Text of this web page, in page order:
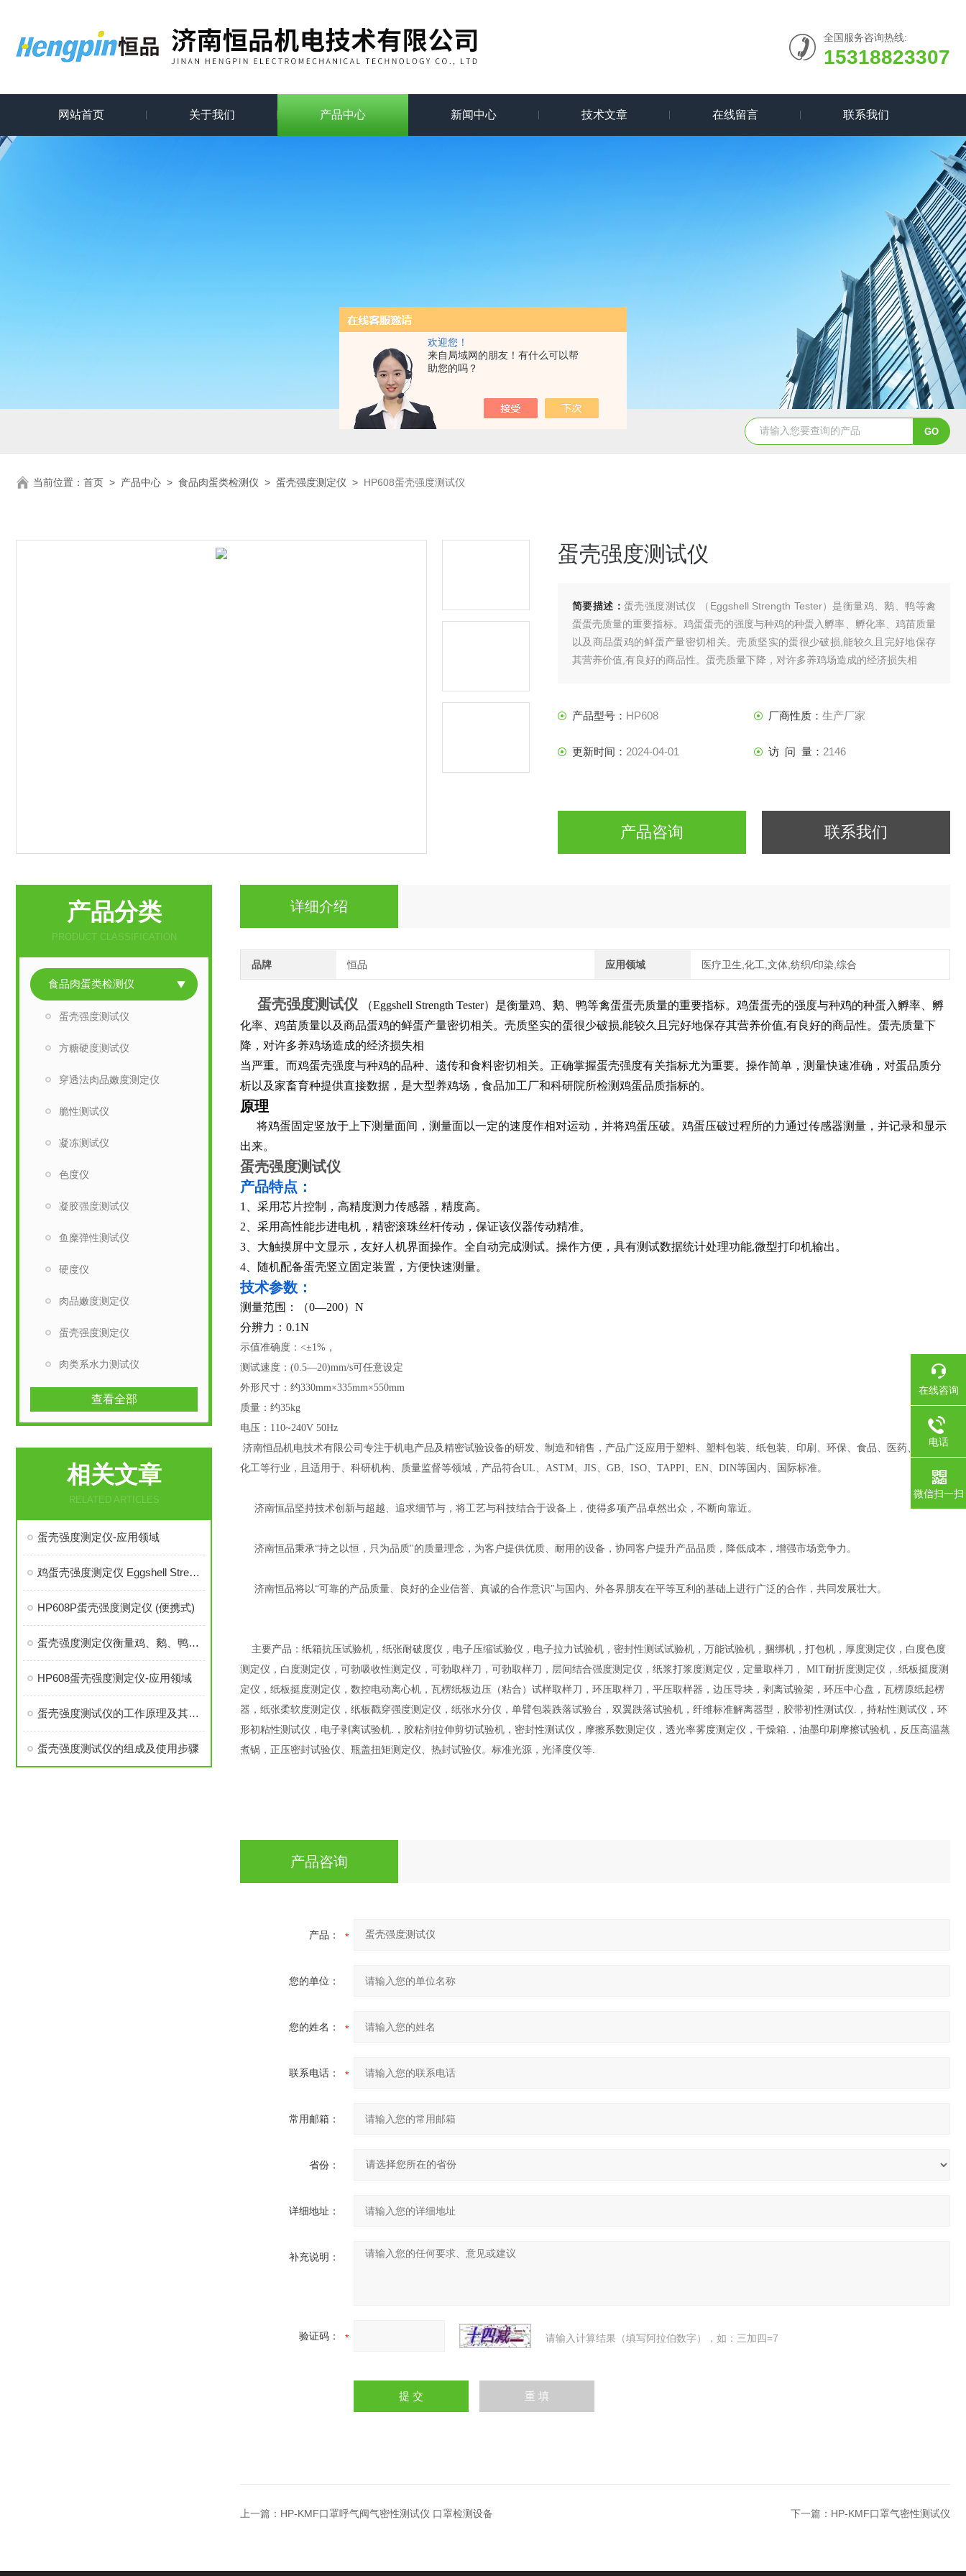
欢迎您！
来自局域网的朋友！有什么可以帮
助您的吗？
全国服务咨询热线:
15318823307
网站首页 关于我们 产品中心 新闻中心 技术文章 在线留言 联系我们
当前位置： 首页 > 产品中心 > 食品肉蛋类检测仪 > 蛋壳强度测定仪 > HP608蛋壳强度测试仪
蛋壳强度测试仪
简要描述：蛋壳强度测试仪 （Eggshell Strength Tester）是衡量鸡、鹅、鸭等禽
蛋蛋壳质量的重要指标。鸡蛋蛋壳的强度与种鸡的种蛋入孵率、孵化率、鸡苗质量
以及商品蛋鸡的鲜蛋产量密切相关。壳质坚实的蛋很少破损,能较久且完好地保存
其营养价值,有良好的商品性。蛋壳质量下降，对许多养鸡场造成的经济损失相
产品型号： HP608 厂商性质： 生产厂家
更新时间： 2024-04-01 访 问 量： 2146
产品咨询 联系我们
详细介绍
品牌 恒品 应用领域 医疗卫生,化工,文体,纺织/印染,综合
蛋壳强度测试仪
（Eggshell Strength Tester）是衡量鸡、鹅、鸭等禽蛋蛋壳质量的重要指标。鸡蛋蛋壳的强度与种鸡的种蛋入孵率、孵
化率、鸡苗质量以及商品蛋鸡的鲜蛋产量密切相关。壳质坚实的蛋很少破损,能较久且完好地保存其营养价值,有良好的商品性。蛋壳质量下
降，对许多养鸡场造成的经济损失相
当严重。而鸡蛋壳强度与种鸡的品种、遗传和食料密切相关。正确掌握蛋壳强度有关指标尤为重要。操作简单，测量快速准确，对蛋品质分
析以及家畜育种提供直接数据，是大型养鸡场，食品加工厂和科研院所检测鸡蛋品质指标的。
原理
将鸡蛋固定竖放于上下测量面间，测量面以一定的速度作相对运动，并将鸡蛋压破。鸡蛋压破过程所的力通过传感器测量，并记录和显示
出来。
蛋壳强度测试仪
产品特点：
1、采用芯片控制，高精度测力传感器，精度高。
2、采用高性能步进电机，精密滚珠丝杆传动，保证该仪器传动精准。
3、大触摸屏中文显示，友好人机界面操作。全自动完成测试。操作方便，具有测试数据统计处理功能,微型打印机输出。
4、随机配备蛋壳竖立固定装置，方便快速测量。
技术参数：
测量范围：（0—200）N
分辨力：0.1N
示值准确度： <±1% ，
测试速度： (0.5—20)mm/s可任意设定
外形尺寸：约330mm×335mm×550mm
质量：约35kg
电压： 110~240V 50Hz
济南恒品机电技术有限公司专注于机电产品及精密试验设备的研发、制造和销售，产品广泛应用于塑料、塑料包装、纸包装、印刷、环保、食品、医药、胶带、
化工等行业，且适用于、科研机构、质量监督等领域，产品符合UL、 ASTM、 JIS、 GB、 ISO、 TAPPI、 EN、 DIN等国内、国际标准。
济南恒品坚持技术创新与超越、追求细节与，将工艺与科技结合于设备上，使得多项产品卓然出众，不断向靠近。
济南恒品秉承“持之以恒，只为品质"的质量理念，为客户提供优质、耐用的设备，协同客户提升产品品质，降低成本，增强市场竞争力。
济南恒品将以“可靠的产品质量、良好的企业信誉、真诚的合作意识"与国内、外各界朋友在平等互利的基础上进行广泛的合作，共同发展壮大。
主要产品：纸箱抗压试验机，纸张耐破度仪，电子压缩试验仪，电子拉力试验机，密封性测试试验机，万能试验机，捆绑机，打包机，厚度测定仪，白度色度
测定仪，白度测定仪，可勃吸收性测定仪，可勃取样刀，可勃取样刀，层间结合强度测定仪，纸浆打浆度测定仪，定量取样刀， MIT耐折度测定仪， .纸板挺度测
定仪，纸板挺度测定仪，数控电动离心机，瓦楞纸板边压（粘合）试样取样刀，环压取样刀，平压取样器，边压导块，剥离试验架，环压中心盘，瓦楞原纸起楞
器，纸张柔软度测定仪，纸板戳穿强度测定仪，纸张水分仪，单臂包装跌落试验台，双翼跌落试验机，纤维标准解离器型，胶带初性测试仪. ，持粘性测试仪，环
形初粘性测试仪，电子剥离试验机. ，胶粘剂拉伸剪切试验机，密封性测试仪，摩擦系数测定仪，透光率雾度测定仪，干燥箱. ，油墨印刷摩擦试验机，反压高温蒸
煮锅，正压密封试验仪、瓶盖扭矩测定仪、热封试验仪。标准光源，光泽度仪等.
产品咨询
产品：
您的单位：
您的姓名：
联系电话：
常用邮箱：
省份：
详细地址：
补充说明：
验证码： 请输入计算结果（填写阿拉伯数字），如：三加四=7
上一篇： HP-KMF口罩呼气阀气密性测试仪 口罩检测设备 下一篇： HP-KMF口罩气密性测试仪
产品分类
PRODUCT CLASSIFICATION
食品肉蛋类检测仪
蛋壳强度测试仪
方糖硬度测试仪
穿透法肉品嫩度测定仪
脆性测试仪
凝冻测试仪
色度仪
凝胶强度测试仪
鱼糜弹性测试仪
硬度仪
肉品嫩度测定仪
蛋壳强度测定仪
肉类系水力测试仪
查看全部
相关文章
RELATED ARTICLES
蛋壳强度测定仪-应用领域
鸡蛋壳强度测定仪 Eggshell Strength Tester
HP608P蛋壳强度测定仪 (便携式)
蛋壳强度测定仪衡量鸡、鹅、鸭等禽蛋蛋壳质量。鸡蛋蛋壳的强度
HP608蛋壳强度测定仪-应用领域
蛋壳强度测试仪的工作原理及其在蛋品加工行业的关键应用
蛋壳强度测试仪的组成及使用步骤
在线咨询
电话
微信扫一扫